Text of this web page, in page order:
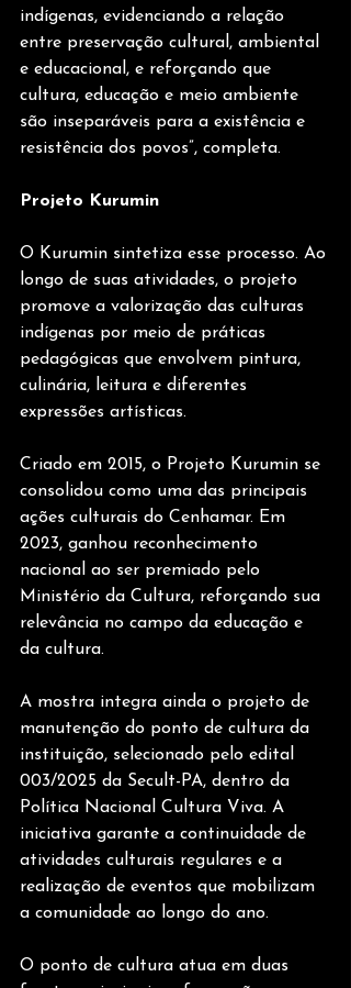
indígenas, evidenciando a relação
entre preservação cultural, ambiental
e educacional, e reforçando que
cultura, educação e meio ambiente
são inseparáveis para a existência e
resistência dos povos”, completa.
Projeto Kurumin
O Kurumin sintetiza esse processo. Ao
longo de suas atividades, o projeto
promove a valorização das culturas
indígenas por meio de práticas
pedagógicas que envolvem pintura,
culinária, leitura e diferentes
expressões artísticas.
Criado em 2015, o Projeto Kurumin se
consolidou como uma das principais
ações culturais do Cenhamar. Em
2023, ganhou reconhecimento
nacional ao ser premiado pelo
Ministério da Cultura, reforçando sua
relevância no campo da educação e
da cultura.
A mostra integra ainda o projeto de
manutenção do ponto de cultura da
instituição, selecionado pelo edital
003/2025 da Secult-PA, dentro da
Política Nacional Cultura Viva. A
iniciativa garante a continuidade de
atividades culturais regulares e a
realização de eventos que mobilizam
a comunidade ao longo do ano.
O ponto de cultura atua em duas